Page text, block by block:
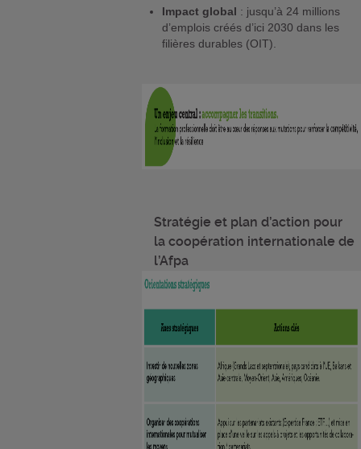
Impact global : jusqu’à 24 millions
d’emplois créés d’ici 2030 dans les
filières durables (OIT).
Stratégie et plan d’action pour
la coopération internationale de
l’Afpa